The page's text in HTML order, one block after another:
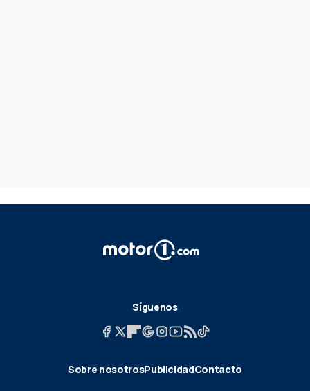
Síguenos
Sobre nosotrosPublicidadContacto